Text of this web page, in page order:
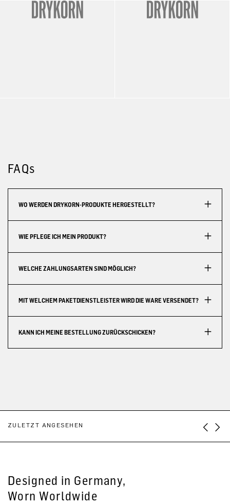
FAQs
WO WERDEN DRYKORN-PRODUKTE HERGESTELLT?
WIE PFLEGE ICH MEIN PRODUKT?
WELCHE ZAHLUNGSARTEN SIND MÖGLICH?
MIT WELCHEM PAKETDIENSTLEISTER WIRD DIE WARE VERSENDET?
KANN ICH MEINE BESTELLUNG ZURÜCKSCHICKEN?
ZULETZT ANGESEHEN
Designed in Germany,
Worn Worldwide